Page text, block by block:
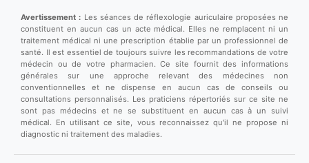
Avertissement : Les séances de réflexologie auriculaire proposées ne
constituent en aucun cas un acte médical. Elles ne remplacent ni un
traitement médical ni une prescription établie par un professionnel de
santé. Il est essentiel de toujours suivre les recommandations de votre
médecin ou de votre pharmacien. Ce site fournit des informations
générales sur une approche relevant des médecines non
conventionnelles et ne dispense en aucun cas de conseils ou
consultations personnalisés. Les praticiens répertoriés sur ce site ne
sont pas médecins et ne se substituent en aucun cas à un suivi
médical. En utilisant ce site, vous reconnaissez qu'il ne propose ni
diagnostic ni traitement des maladies.